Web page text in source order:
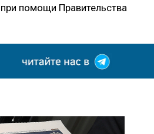
помощи Правительства